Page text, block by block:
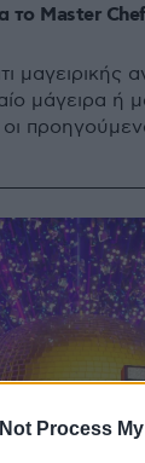
Process
το Master
μαγειρικής
μάγειρα ή